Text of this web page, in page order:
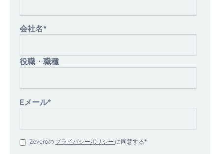
会社名*
役職・職種
Eメール*
Zeveroのプライバシーポリシー に同意する*